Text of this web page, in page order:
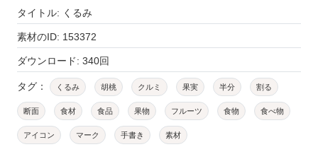
タイトル: くるみ
素材のID: 153372
ダウンロード: 340回
タグ： くるみ 胡桃 クルミ 果実 半分 割る
断面 食材 食品 果物 フルーツ 食物 食べ物
アイコン マーク 手書き 素材